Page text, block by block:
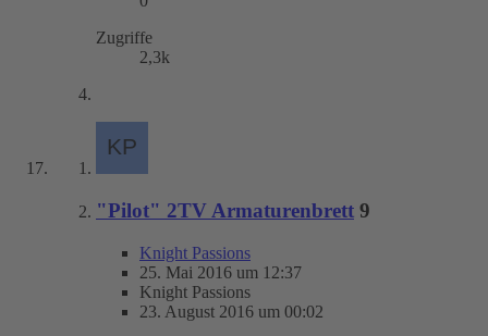
Zugriffe
2,3k
"Pilot" 2TV Armaturenbrett 9
Knight Passions
25. Mai 2016 um 12:37
Knight Passions
23. August 2016 um 00:02